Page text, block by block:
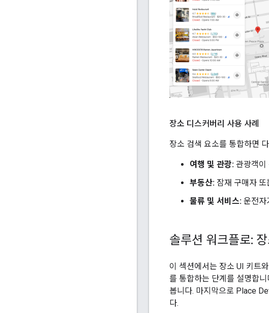
장소 디스커버리 사용 사례
장소 검색 요소를 통합하면
여행 및 관광: 관광객이
부동산: 잠재 구매자
물류 및 서비스: 운전자
솔루션 워크플로:
이 섹션에서는 장소 UI 키트
를 통합하는 단계를 설명합
봅니다. 마지막으로 Place
다.